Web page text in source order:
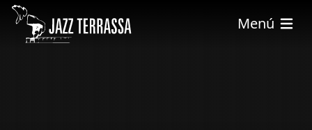
Skip to main content
Menú